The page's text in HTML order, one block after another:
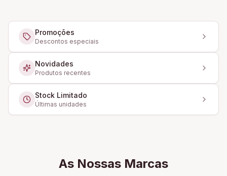
Promoções
Descontos especiais
Novidades
Produtos recentes
Stock Limitado
Últimas unidades
As Nossas Marcas